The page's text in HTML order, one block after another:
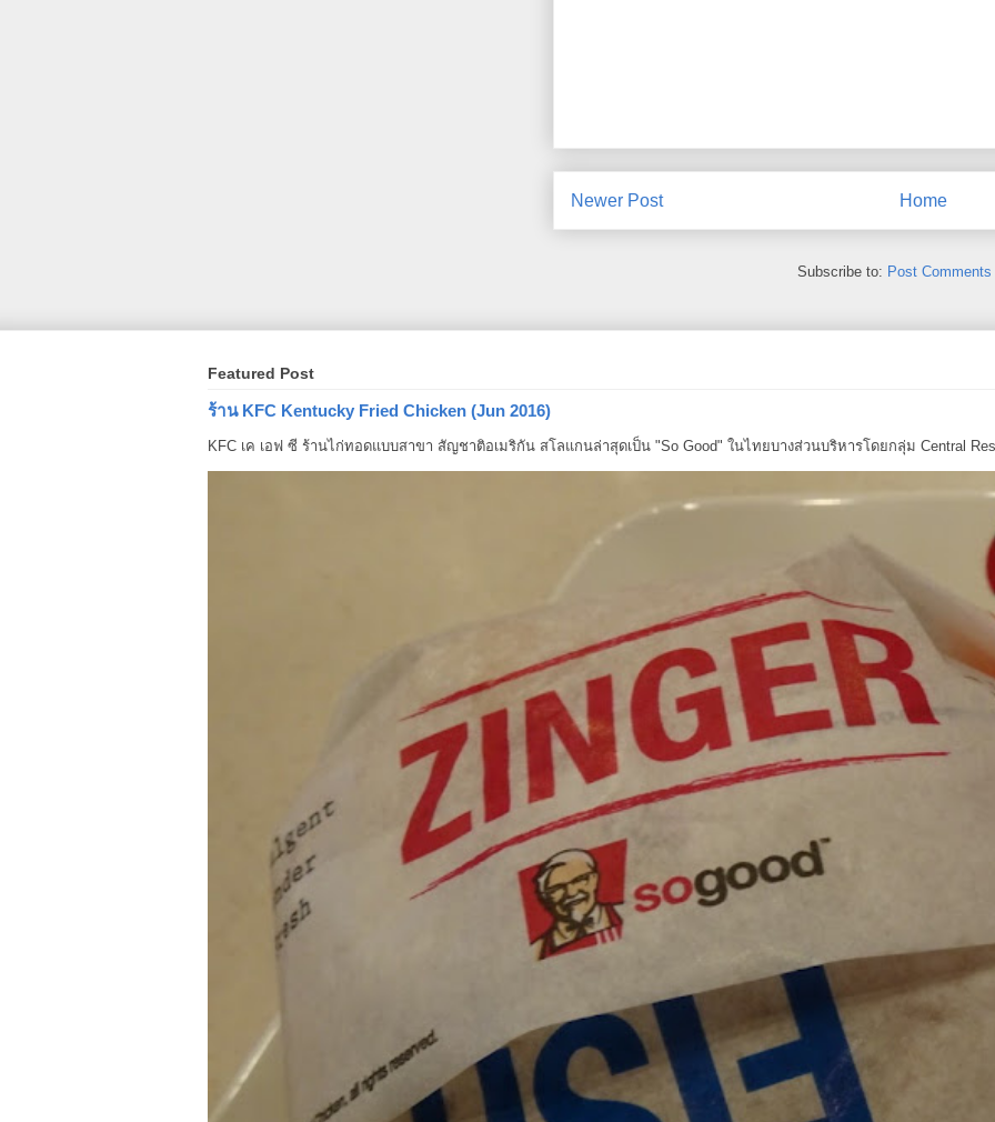
Newer Post Home
Subscribe to: Post
Featured Post
ร้าน KFC Kentucky Fried Chicken (Jun 2016)
KFC เค เอฟ ซี ร้านไก่ทอดแบบสาขา สัญชาติอเมริกัน สโลแกนล่าสุดเป็น "So Good" ในไทยบางส่วนบริหารโดยกลุ่ม Central